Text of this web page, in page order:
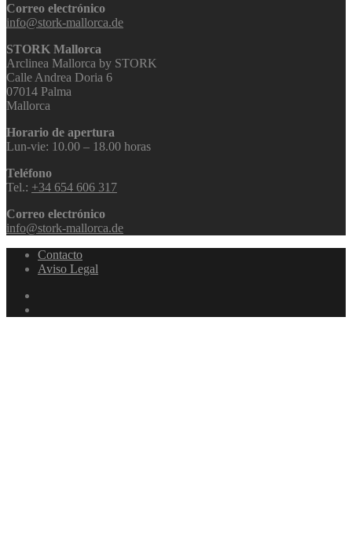
Correo electrónico
info@stork-mallorca.de
STORK Mallorca
Arclinea Mallorca by STORK
Calle Andrea Doria 6
07014 Palma
Mallorca
Horario de apertura
Lun-vie: 10.00 – 18.00 horas
Teléfono
Tel.: +34 654 606 317
Correo electrónico
info@stork-mallorca.de
Contacto
Aviso Legal